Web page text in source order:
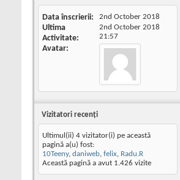
Data înscrierii 2nd October 2018
Ultima
Activitate
2nd October 2018
21:57
Avatar
Vizitatori recenţi
Ultimul(ii) 4 vizitator(i) pe această
pagină a(u) fost:
10Teeny, daniweb, felix, Radu.R
Această pagină a avut 1.426 vizite